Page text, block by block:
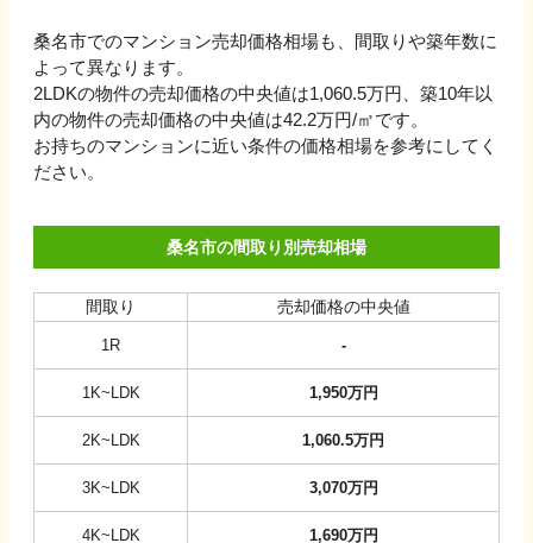
桑名市でのマンション売却価格相場も、間取りや築年数に
よって異なります。
2LDKの物件の売却価格の中央値は1,060.5万円、 築10年以
内の物件の売却価格の中央値は42.2万円/㎡です。
お持ちのマンションに近い条件の価格相場を参考にしてく
ださい。
桑名市の間取り別売却相場
間取り 売却価格の中央値
1R -
1K~LDK 1,950万円
2K~LDK 1,060.5万円
3K~LDK 3,070万円
4K~LDK 1,690万円